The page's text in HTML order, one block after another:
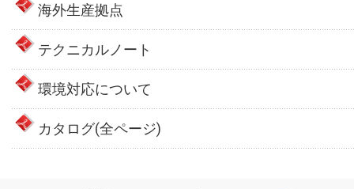
海外生産拠点
テクニカルノート
環境対応について
カタログ(全ページ)